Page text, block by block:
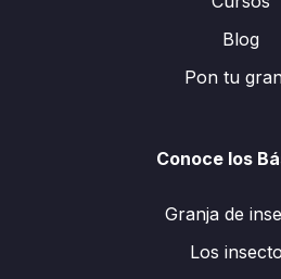
Blog
Pon tu
Conoce los
Granja de
Los